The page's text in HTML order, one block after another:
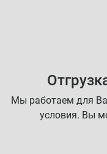
Мы работаем для
условия. Вы